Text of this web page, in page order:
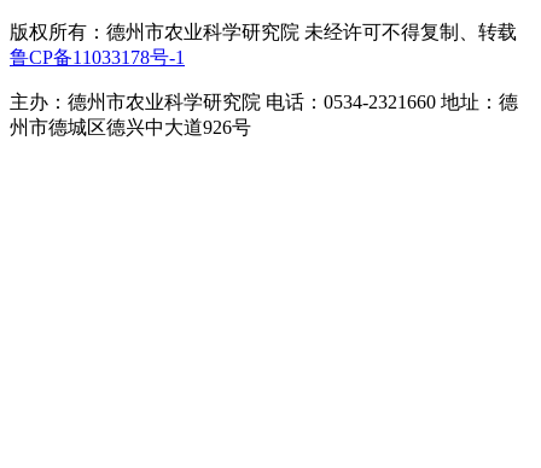
版权所有：德州市农业科学研究院 未经许可不得复制、转载
鲁CP备11033178号-1
主办：德州市农业科学研究院 电话：0534-2321660 地址：德
州市德城区德兴中大道926号